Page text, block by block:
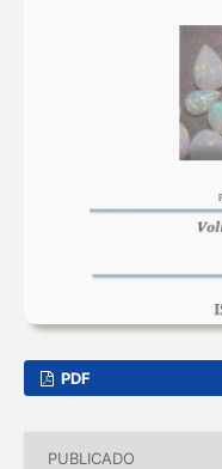
PDF
PUBLICADO